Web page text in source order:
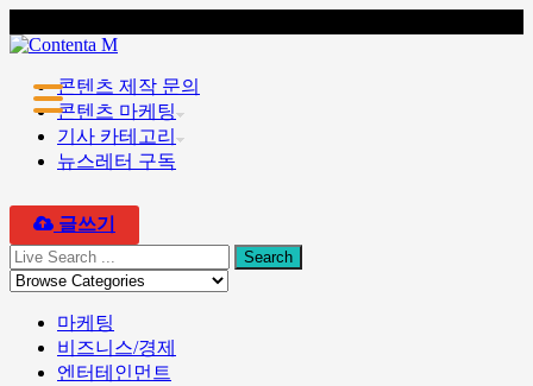
▼
콘텐츠 제작 문의
콘텐츠 마케팅
기사 카테고리
뉴스레터 구독
글쓰기
마케팅
비즈니스/경제
엔터테인먼트